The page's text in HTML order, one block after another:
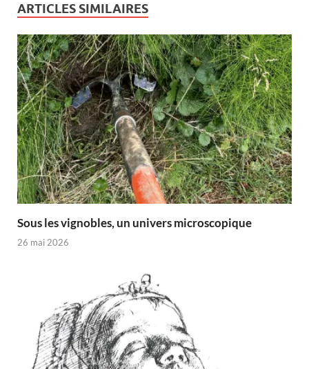
ARTICLES SIMILAIRES
Sous les vignobles, un univers microscopique
26 mai 2026